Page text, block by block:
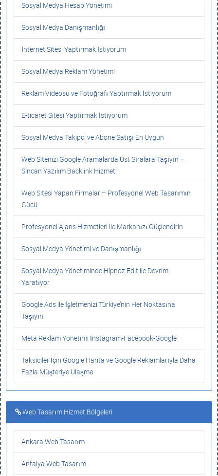
Sosyal Medya Hesap Yönetimi
Sosyal Medya Danışmanlığı
İnternet Sitesi Yaptırmak İstiyorum
Sosyal Medya Reklam Yönetimi
Reklam Videosu ve Fotoğrafı Yaptırmak İstiyorum
E-ticaret Sitesi Yaptırmak İstiyorum
Sosyal Medya Takipçi ve Abone Satışı En Uygun
Web Sitenizi Google Aramalarda Üst Sıralara Taşıyın –
Sincan Yazılım Backlink Hizmeti
Web Sitesi Yapan Firmalar – Profesyonel Web Tasarımın
Gücü
Profesyonel Ajans Hizmetleri ile Markanızı Güçlendirin
Sosyal Medya Yönetimi ve Danışmanlığı
Sosyal Medya Yönetiminde Hipnoz Edit ile Devrim
Yaratıyor
Google Ads ile İşletmenizi Türkiye’nin Her Noktasına
Taşıyın
Meta Reklam Yönetimi İnstagram-Facebook-Google
Taksiciler İçin Google Harita ve Google Reklamlarıyla Daha
Fazla Müşteriye Ulaşma
Web Tasarım Hizmet Bölgeleri
Ankara Web Tasarım
Antalya Web Tasarım